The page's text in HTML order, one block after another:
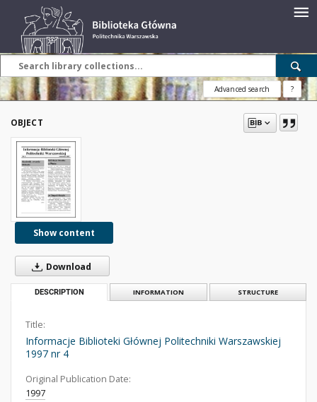
Advanced search ?
OBJECT
Show content
Download
DESCRIPTION INFORMATION STRUCTURE
Title:
Informacje Biblioteki Głównej Politechniki Warszawskiej
1997 nr 4
Original Publication Date:
1997